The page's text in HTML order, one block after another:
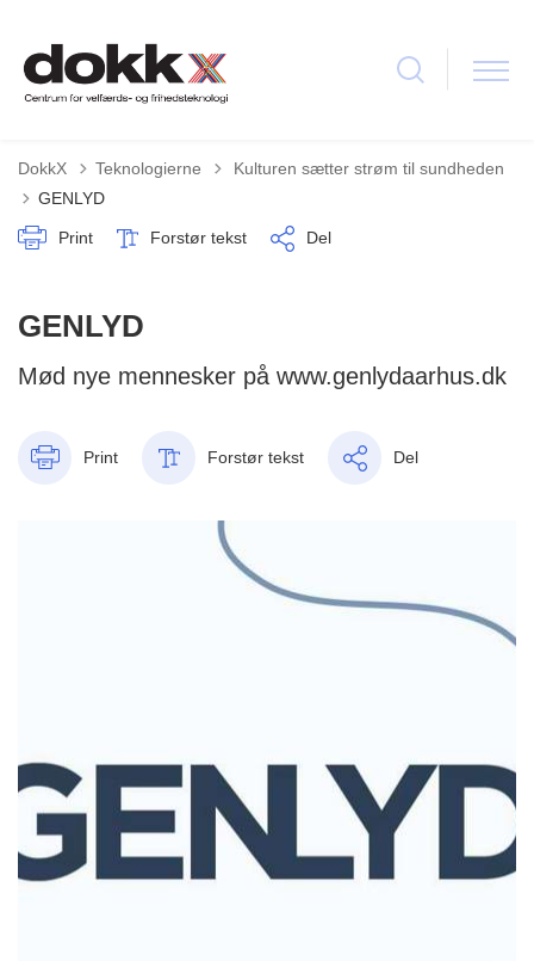
DokkX Teknologierne Tilbage til
Kulturen sætter strøm til sundheden
GENLYD
Print Forstør tekst Del
GENLYD
Mød nye mennesker på www.genlydaarhus.dk
Print Forstør tekst Del